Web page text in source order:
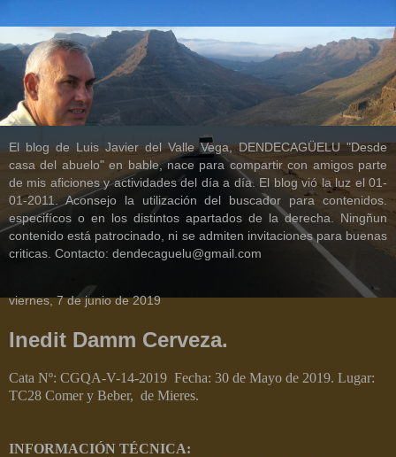
El blog de Luis Javier del Valle Vega, DENDECAGÜELU "Desde
casa del abuelo" en bable, nace para compartir con amigos parte
de mis aficiones y actividades del día a día. El blog vió la luz el 01-
01-2011. Aconsejo la utilización del buscador para contenidos.
especifícos o en los distintos apartados de la derecha. Ningñun
contenido está patrocinado, ni se admiten invitaciones para buenas
criticas. Contacto: dendecaguelu@gmail.com
viernes, 7 de junio de 2019
Inedit Damm Cerveza.
Cata Nº: CGQA-V-14-2019 Fecha: 30 de Mayo de 2019. Lugar:
TC28 Comer y Beber, de Mieres.
INFORMACIÓN TÉCNICA: